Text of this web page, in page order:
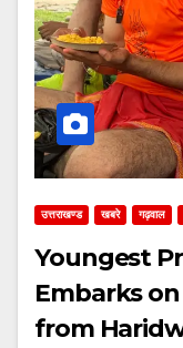
उत्तराखण्ड खबरे गढ़वाल
Youngest
Embarks
from